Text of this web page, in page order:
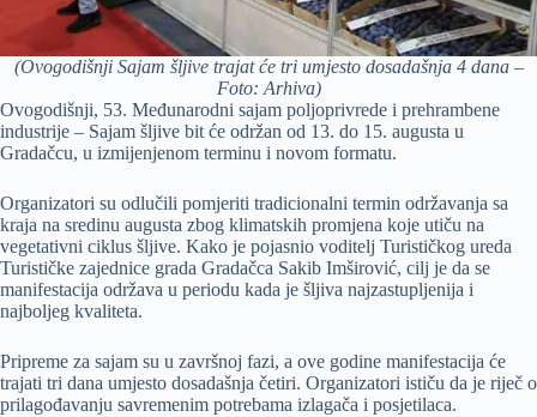
(Ovogodišnji Sajam šljive trajat će tri umjesto dosadašnja 4 dana –
Foto: Arhiva)
Ovogodišnji, 53. Međunarodni sajam poljoprivrede i prehrambene
industrije – Sajam šljive bit će održan od 13. do 15. augusta u
Gradačcu, u izmijenjenom terminu i novom formatu.
Organizatori su odlučili pomjeriti tradicionalni termin održavanja sa
kraja na sredinu augusta zbog klimatskih promjena koje utiču na
vegetativni ciklus šljive. Kako je pojasnio voditelj Turističkog ureda
Turističke zajednice grada Gradačca Sakib Imširović, cilj je da se
manifestacija održava u periodu kada je šljiva najzastupljenija i
najboljeg kvaliteta.
Pripreme za sajam su u završnoj fazi, a ove godine manifestacija će
trajati tri dana umjesto dosadašnja četiri. Organizatori ističu da je riječ o
prilagođavanju savremenim potrebama izlagača i posjetilaca.